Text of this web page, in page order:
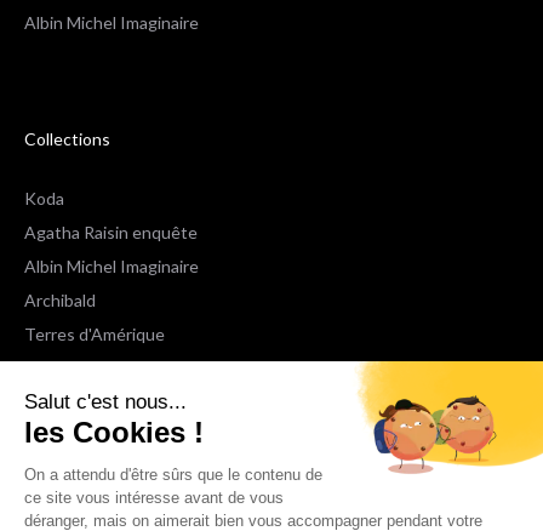
Salut c'est nous...
les Cookies !
On a attendu d'être sûrs que le contenu de
ce site vous intéresse avant de vous
déranger, mais on aimerait bien vous accompagner pendant votre
Albin Michel Imaginaire
Collections
Koda
Agatha Raisin enquête
Albin Michel Imaginaire
Archibald
Terres d'Amérique
Espaces Libres Poche
NOX
Wiz
Voir toutes les collections